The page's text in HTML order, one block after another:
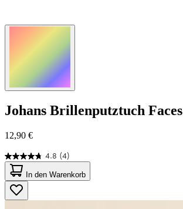
Johans Brillenputztuch Faces
12,90 €
4.8 (4)
4.8
von
5
Sternen.
4
In den Warenkorb